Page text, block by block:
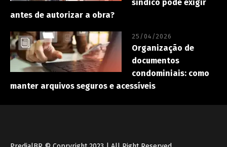
síndico pode exigir
antes de autorizar a obra?
25/04/2026
Organização de
documentos
condominiais: como
manter arquivos seguros e acessíveis